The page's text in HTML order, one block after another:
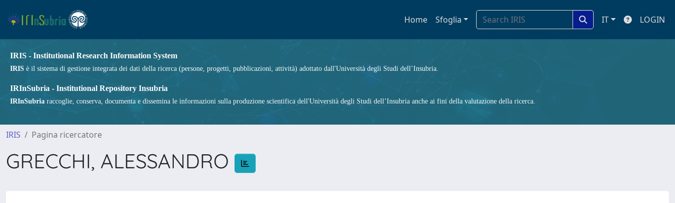
Home Sfoglia IT LOGIN
IRIS - Institutional Research Information System
IRIS è il sistema di gestione integrata dei dati della ricerca (persone, progetti, pubblicazioni, attività) adottato dall'Università degli Studi dell’Insubria.
IRInSubria - Institutional Repository Insubria
IRInSubria raccoglie, conserva, documenta e dissemina le informazioni sulla produzione scientifica dell'Università degli Studi dell’Insubria anche ai fini della valutazione della ricerca.
IRIS Pagina ricercatore
GRECCHI, ALESSANDRO